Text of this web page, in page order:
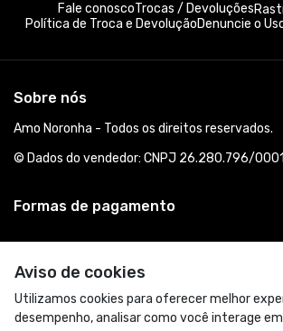
Aviso de cookies
Utilizamos cookies para oferecer melhor
desempenho, analisar como você interage
Fale conoscoTrocas / Devoluções
Política de Troca e DevoluçãoDenuncie o
Sobre nós
Amo Noronha - Todos os direitos reservados.
© Dados do vendedor: CNPJ 26.280.796/
Formas de pagamento